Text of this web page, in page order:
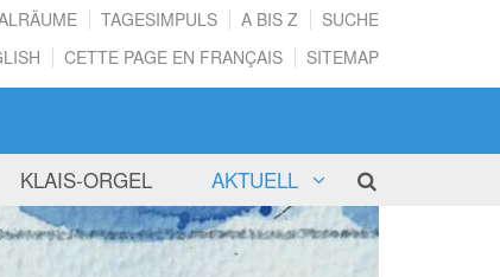
TAGESIMPULS A BIS Z
SUCHE
CETTE PAGE EN FRANÇAIS SITEMAP
KLAIS-ORGEL AKTUELL